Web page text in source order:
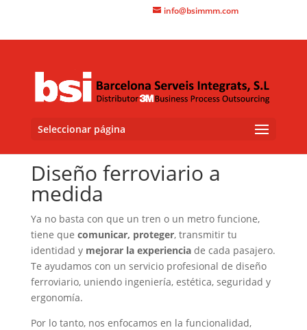
info@bsimmm.com
Seleccionar página
Diseño ferroviario a
medida
Ya no basta con que un tren o un metro funcione,
tiene que comunicar, proteger, transmitir tu
identidad y mejorar la experienciade cada pasajero.
Te ayudamos con un servicio profesional de diseño
ferroviario, uniendo ingeniería, estética, seguridad y
ergonomía.
Por lo tanto, nos enfocamos en la funcionalidad,